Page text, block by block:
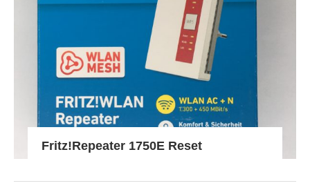
Fritz!Repeater 1750E Reset